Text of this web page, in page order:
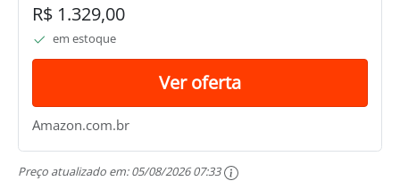
R$ 1.329,00
em estoque
Ver oferta
Amazon.com.br
Preço atualizado em:05/08/2026 07:33